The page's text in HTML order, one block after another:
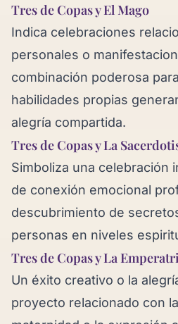
Tres de Copas y El Mago
Indica celebraciones
personales o
combinación poderosa
habilidades propias
alegría compartida.
Tres de Copas y La
Simboliza una celebración
de conexión emocional
descubrimiento de
personas en niveles
Tres de Copas y La
Un éxito creativo o la
proyecto relacionado con